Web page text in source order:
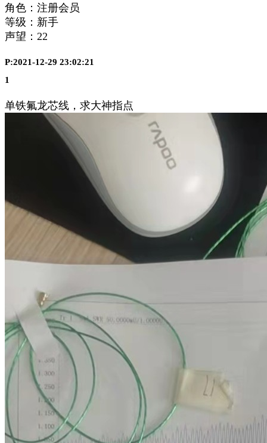
角色：注册会员
等级：新手
声望： 22
P:2021-12-29 23:02:21
1
单铁氟龙芯线，求大神指点